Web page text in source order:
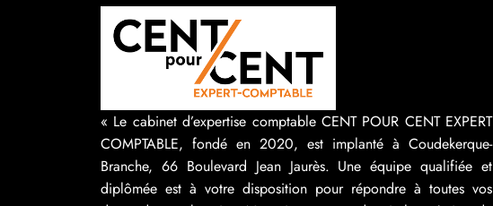
« Le cabinet d’expertise comptable CENT POUR CENT EXPERT
COMPTABLE, fondé en 2020, est implanté à Coudekerque-
Branche, 66 Boulevard Jean Jaurès. Une équipe qualifiée et
diplômée est à votre disposition pour répondre à toutes vos